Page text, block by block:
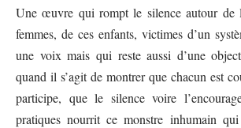
Une œuvre qui rompt le silence autour de
femmes, de ces enfants, victimes d’un
une voix mais qui reste aussi d’une
quand il s’agit de montrer que chacun est
participe, que le silence voire
pratiques nourrit ce monstre inhumain qui